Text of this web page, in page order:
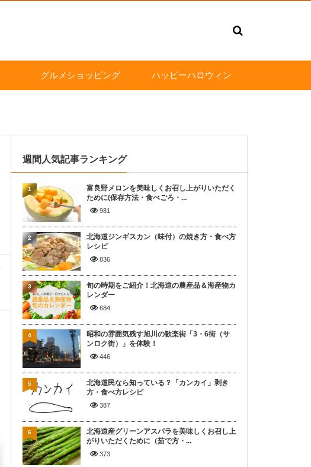
グルメショッピング ハッピーハロウィン
週間人気記事ランキング
富良野メロンを美味しくお召し上がりいただく
ために(保存方法・食べごろ・...
981
1
北海道ジンギスカン（味付）の焼き方・食べ方
レシピ
836
2
旬の時期をご紹介！北海道の農産品＆海産物カ
レンダー
684
3
昭和の雰囲気残す旭川の歓楽街「3・6街（サ
ンロク街）」を体験！
446
4
北海道民なら知っている？「カンカイ」剥き
方・食べ方レシピ
387
5
北海道産グリーンアスパラを美味しくお召し上
がりいただくために（茹で方・...
373
6